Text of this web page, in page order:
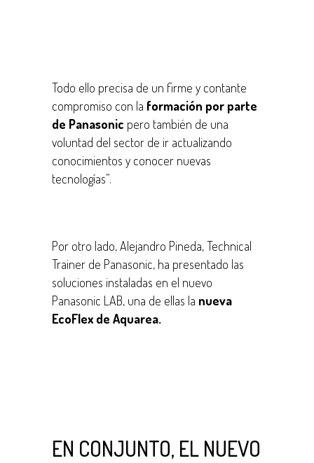
Todo ello precisa de un firme y contante
compromiso con la formación por parte
de Panasonic pero también de una
voluntad del sector de ir actualizando
conocimientos y conocer nuevas
tecnologías”.
Por otro lado, Alejandro Pineda, Technical
Trainer de Panasonic, ha presentado las
soluciones instaladas en el nuevo
Panasonic LAB, una de ellas la nueva
EcoFlex de Aquarea.
EN CONJUNTO, EL NUEVO